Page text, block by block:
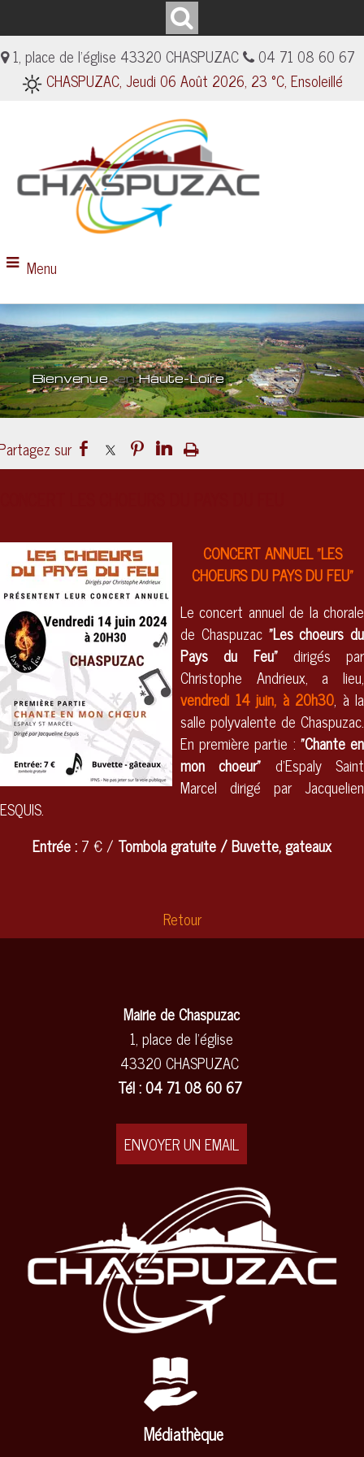
1, place de l'église 43320 CHASPUZAC
04 71 08 60 67
CHASPUZAC, Jeudi 06 Août 2026, 23 °C, Ensoleillé
Menu
BienvenueenHaute-Loire
Un lieuculturelouvert sur le
CONCERT ANNUEL "LES
CHOEURS DU PAYS DU FEU"
Le concert annuel de la chorale
de Chaspuzac "Les choeurs du
Pays du Feu"dirigés par
Christophe Andrieux, a lieu,
vendredi 14 juin, à 20h30, à la
salle polyvalente de Chaspuzac.
En première partie : "Chante en
mon choeur" d'Espaly Saint
Marcel dirigé par Jacquelien
ESQUIS.
Entrée : 7 € / Tombola gratuite / Buvette, gateaux
Retour
Mairie de Chaspuzac
1, place de l'église
43320 CHASPUZAC
Tél : 04 71 08 60 67
ENVOYER UN EMAIL
Médiathèque